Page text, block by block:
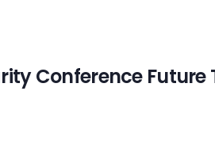
Conference Future